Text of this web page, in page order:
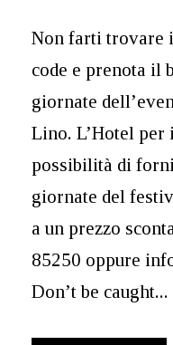
Non farti trovare
code e prenota il
giornate
Lino. L’Hotel
possibilità di
giornate del
a un prezzo
85250 oppure
Don’t be caught...